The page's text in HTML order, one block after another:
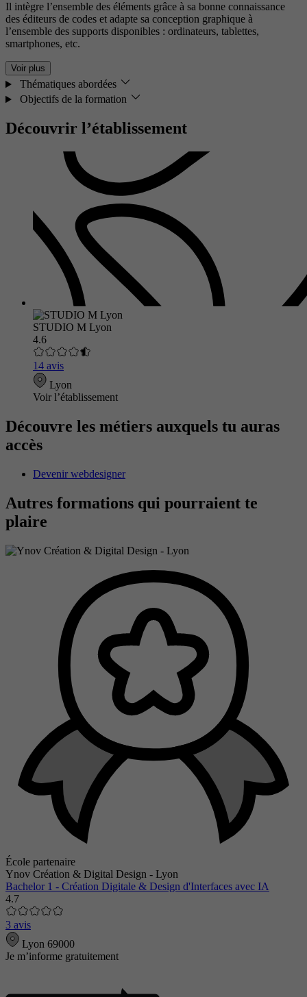
Il intègre l’ensemble des éléments grâce à sa bonne connaissance
des éditeurs de codes et adapte sa conception graphique à
l’ensemble des supports disponibles : ordinateurs, tablettes,
smartphones, etc.
Voir plus
Thématiques abordées
Objectifs de la formation
Découvrir l’établissement
STUDIO M Lyon
4.6
14 avis
Lyon
Voir l’établissement
Découvre les métiers auxquels tu auras
accès
Devenir webdesigner
Autres formations qui pourraient te
plaire
École partenaire
Ynov Création & Digital Design - Lyon
Bachelor 1 - Création Digitale & Design d'Interfaces avec IA
4.7
3 avis
Lyon 69000
Je m’informe gratuitement